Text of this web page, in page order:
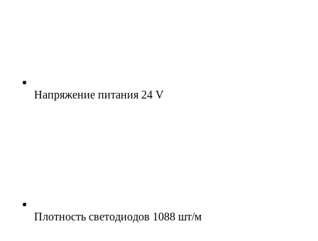
Напряжение питания 24 V
Плотность светодиодов 1088 шт/м